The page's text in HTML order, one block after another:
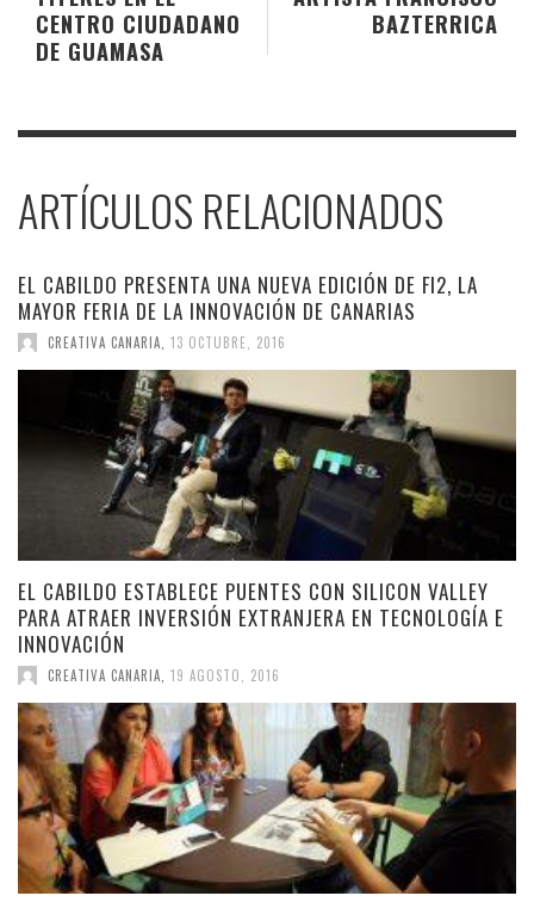
BAZTERRICA
CENTRO CIUDADANO
DE GUAMASA
ARTÍCULOS RELACIONADOS
EL CABILDO PRESENTA UNA NUEVA EDICIÓN DE FI2, LA
MAYOR FERIA DE LA INNOVACIÓN DE CANARIAS
CREATIVA CANARIA 13 OCTUBRE, 2016
EL CABILDO ESTABLECE PUENTES CON SILICON VALLEY
PARA ATRAER INVERSIÓN EXTRANJERA EN TECNOLOGÍA E
INNOVACIÓN
CREATIVA CANARIA 19 AGOSTO, 2016